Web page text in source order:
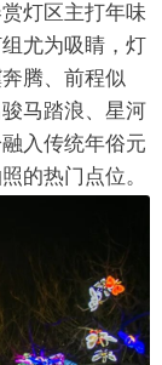
灯区主打年味
尤为吸睛，灯
腾、前程似
马踏浪、星河
入传统年俗元
的热门点位。